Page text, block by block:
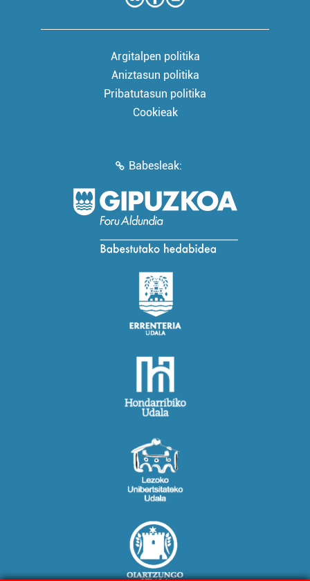
Argitalpen politika
Aniztasun politika
Pribatutasun politika
Cookieak
Babesleak: